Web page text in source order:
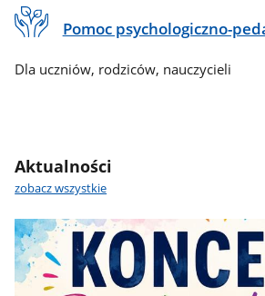
Pomoc psychologiczno-
Dla uczniów, rodziców, nauczycieli
Aktualności
zobacz wszystkie